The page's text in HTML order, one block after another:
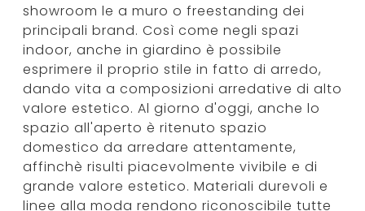
showroom le a muro o freestanding dei
principali brand. Così come negli spazi
indoor, anche in giardino è possibile
esprimere il proprio stile in fatto di arredo,
dando vita a composizioni arredative di alto
valore estetico. Al giorno d'oggi, anche lo
spazio all'aperto è ritenuto spazio
domestico da arredare attentamente,
affinchè risulti piacevolmente vivibile e di
grande valore estetico. Materiali durevoli e
linee alla moda rendono riconoscibile tutte